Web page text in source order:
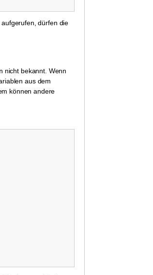
aufgerufen, dürfen die
nicht bekannt. Wenn
aus dem
können andere